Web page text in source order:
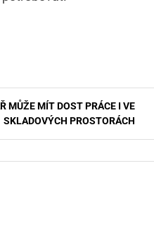
MŮŽE MÍT DOST PRÁCE I VE
SKLADOVÝCH PROSTORÁCH